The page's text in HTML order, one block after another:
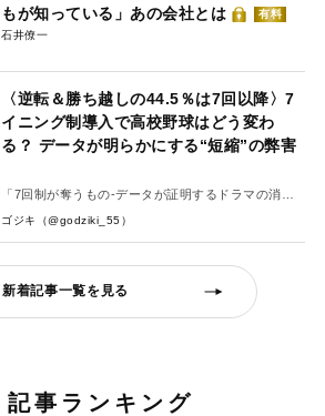
もが知っている」あの会社とは
有料
石井僚一
〈逆転＆勝ち越しの44.5％は7回以降〉7
イニング制導入で高校野球はどう変わ
る？ データが明らかにする“短縮”の弊害
「7回制が奪うもの-データが証明するドラマの消
失-」
ゴジキ（@godziki_55）
新着記事一覧を見る
記事ランキング